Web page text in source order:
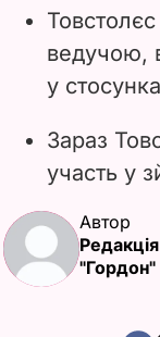
Товстолєс
ведучою,
у
Зараз
участь у
Автор
Редакція
"Гордон"